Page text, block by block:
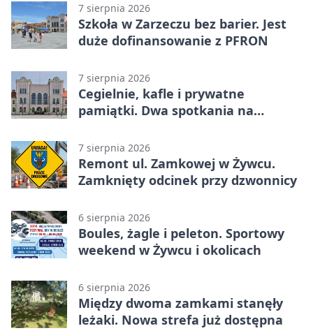
7 sierpnia 2026
Szkoła w Zarzeczu bez barier. Jest
duże dofinansowanie z PFRON
7 sierpnia 2026
Cegielnie, kafle i prywatne
pamiątki. Dwa spotkania na
7 sierpnia 2026
Remont ul. Zamkowej w Żywcu.
Zamknięty odcinek przy dzwonnicy
6 sierpnia 2026
Boules, żagle i peleton. Sportowy
weekend w Żywcu i okolicach
6 sierpnia 2026
Między dwoma zamkami stanęły
leżaki. Nowa strefa już dostępna